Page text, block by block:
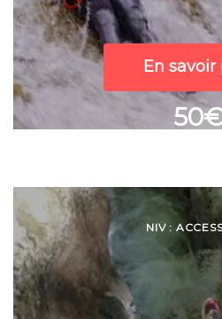
En savoir
50€
NIV :